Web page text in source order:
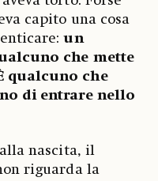
capito una cosa
un
che mette
qualcuno che
di entrare nello
nascita, il
riguarda la